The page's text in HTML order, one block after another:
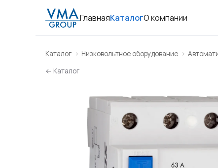
ГлавнаяКаталогО компании
Каталог Низковольтное оборудование
← Каталог